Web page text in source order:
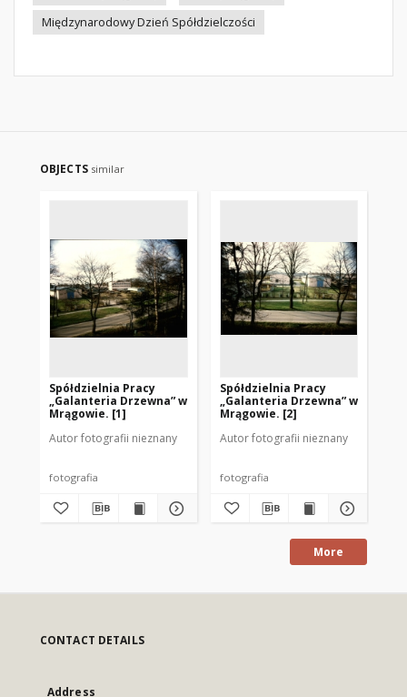
Międzynarodowy Dzień Spółdzielczości
OBJECTS similar
Spółdzielnia Pracy
„Galanteria Drzewna” w
Mrągowie. [1]
Autor fotografii nieznany
fotografia
Spółdzielnia Pracy
„Galanteria Drzewna” w
Mrągowie. [2]
Autor fotografii nieznany
fotografia
More
CONTACT DETAILS
Address